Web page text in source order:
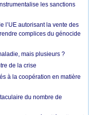
les sanctions
l’UE autorisant la vente des
complices du génocide
mais plusieurs ?
de la crise
à la coopération en matière
du nombre de